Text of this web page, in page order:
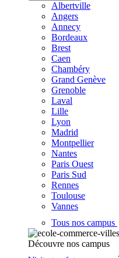
Albertville
Angers
Annecy
Bordeaux
Brest
Caen
Chambéry
Grand Genève
Grenoble
Laval
Lille
Lyon
Madrid
Montpellier
Nantes
Paris Ouest
Paris Sud
Rennes
Toulouse
Vannes
Tous nos campus
Découvre nos campus